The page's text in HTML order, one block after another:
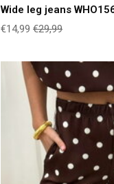
Wide leg jeans
€14,99 €29,99